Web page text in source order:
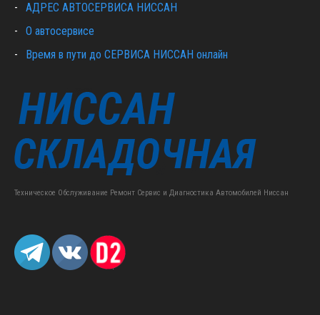
АДРЕС АВТОСЕРВИСА НИССАН
О автосервисе
Время в пути до СЕРВИСА НИССАН онлайн
Техническое Обслуживание Ремонт Сервис и Диагностика Автомобилей Ниссан